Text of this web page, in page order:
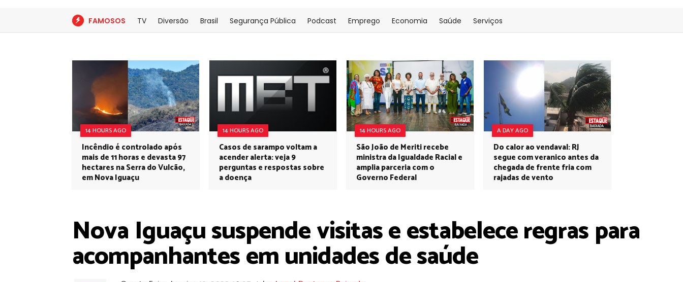
FAMOSOS TV Diversão Brasil Segurança Pública Podcast Emprego Economia Saúde Serviços
14 HOURS AGO
Incêndio é controlado após
mais de 11 horas e devasta 97
hectares na Serra do Vulcão,
em Nova Iguaçu
14 HOURS AGO
Casos de sarampo voltam a
acender alerta: veja 9
perguntas e respostas sobre
a doença
14 HOURS AGO
São João de Meriti recebe
ministra da Igualdade Racial e
amplia parceria com o
Governo Federal
A DAY AGO
Do calor ao vendaval: RJ
segue com veranico antes da
chegada de frente fria com
rajadas de vento
Nova Iguaçu suspende visitas e estabelece regras para
acompanhantes em unidades de saúde